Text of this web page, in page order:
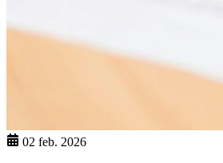
02 feb. 2026